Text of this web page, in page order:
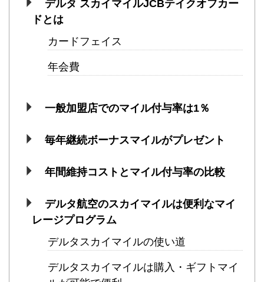
デルタ スカイマイルJCBテイクオフカー
ドとは
カードフェイス
年会費
一般加盟店でのマイル付与率は1％
毎年継続ボーナスマイルがプレゼント
年間維持コストとマイル付与率の比較
デルタ航空のスカイマイルは便利なマイ
レージプログラム
デルタスカイマイルの使い道
デルタスカイマイルは購入・ギフトマイ